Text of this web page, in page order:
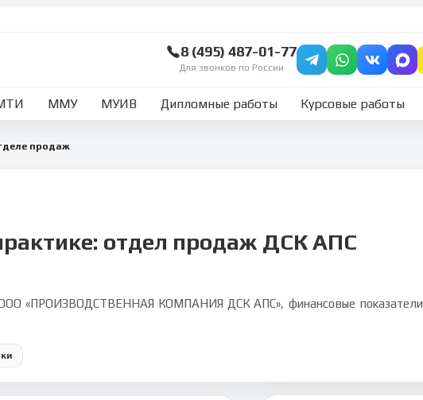
8 (495) 487-01-77
Для звонков по России
ММУ МУИВ Дипломные работы Курсовые работы
продаж
отдел продаж ДСК АПС
ООО «ПРОИЗВОДСТВЕННАЯ КОМПАНИЯ ДСК АПС», финансовые показатели,